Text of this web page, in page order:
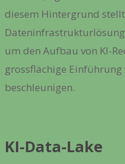
diesem Hintergrund
Dateninfrastrukturlösung
um den Aufbau von KI-
grossflächige Einführung
beschleunigen.
KI-Data-Lake